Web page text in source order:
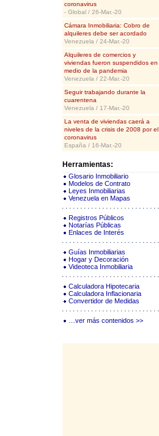
coronavirus
- Global / 26-Mar.-20
Cámara Inmobiliaria: Cobro de
alquileres debe ser acordado
Venezuela / 24-Mar.-20
Alquileres de comercios y
viviendas fueron suspendidos en
medio de la pandemia
Venezuela / 22-Mar.-20
Seguir trabajando durante la
cuarentena
Venezuela / 17-Mar.-20
La venta de viviendas caerá a
niveles de la crisis de 2008 por el
coronavirus
España / 16-Mar.-20
Herramientas:
Glosario Inmobiliario
Modelos de Contrato
Leyes Inmobiliarias
Venezuela en Mapas
Registros Públicos
Notarías Públicas
Enlaces de Interés
Guías Inmobiliarias
Hogar y Decoración
Videoteca Inmobiliaria
Calculadora Hipotecaria
Calculadora Inflacionaria
Convertidor de Medidas
…ver más contenidos >>